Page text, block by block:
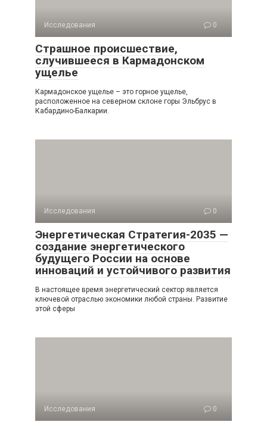
Исследования 0
Страшное происшествие,
случившееся в Кармадонском
ущелье
Кармадонское ущелье – это горное ущелье,
расположенное на северном склоне горы Эльбрус в
Кабардино-Балкарии.
Исследования 0
Энергетическая Стратегия-2035 —
создание энергетического
будущего России на основе
инноваций и устойчивого развития
В настоящее время энергетический сектор является
ключевой отраслью экономики любой страны. Развитие
этой сферы
Исследования 0